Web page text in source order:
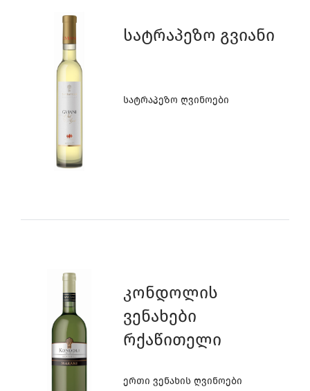
Სატრაპეზო Გვიანი
Სატრაპეზო Ღვინოები
Კონდოლის
Ვენახები
Რქაწითელი
Ერთი Ვენახის Ღვინოები